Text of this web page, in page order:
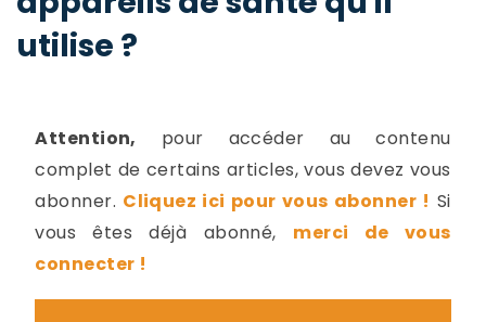
utilise ?
Attention, pour accéder au contenu
complet de certains articles, vous devez vous
abonner. Cliquez ici pour vous abonner ! Si
vous êtes déjà abonné, merci de vous
connecter !